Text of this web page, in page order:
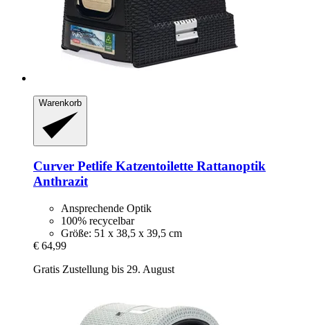
Warenkorb
Curver Petlife Katzentoilette Rattanoptik
Anthrazit
Ansprechende Optik
100% recycelbar
Größe: 51 x 38,5 x 39,5 cm
€ 64,99
Gratis Zustellung bis 29. August